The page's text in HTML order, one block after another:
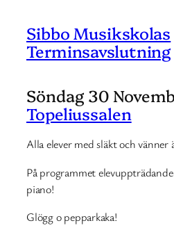
Sibbo Musikskolas
Terminsavslutning
Söndag 30
Topeliussalen
Alla elever med släkt och vänner
På programmet
piano!
Glögg o pepparkaka!